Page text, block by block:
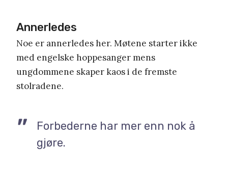
Annerledes
Noe er annerledes her. Møtene starter ikke
med engelske hoppesanger mens
ungdommene skaper kaos i de fremste
stolradene.
Forbederne har mer enn nok å
gjøre.